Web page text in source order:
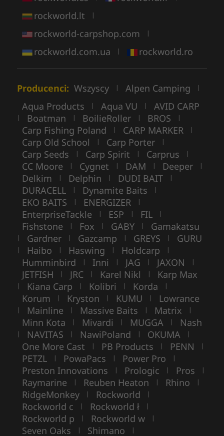
rockworld.lt |
rockworld-carpshop.com |
rockworld.com.ua | rockworld.ro
Producenci: Wszyscy | Alpen Camping |
Aqua Products | Aqua VU | AVID CARP
| Boatman | BoilieRoller | BROS |
Carp Fishing Poland | CARP MARKER |
Carp Old School | Carp Porter |
Carp Seeds | Carp Spirit | Carprus |
CC Moore | Cygnet | DAM | Deeper |
Delkim | Delphin | DUDI BAIT |
DURACELL | Dynamite Baits |
EKO BAITS | ENERGIZER |
EnterpriseTackle | ESP | FIL |
Fishstone | Fox | GABY | Gamakatsu
| Gardner | Gazcamp | GREYS | GURU
| Haibo | Haswing | Holdcarp |
Humminbird | Inni | JAG | JAXON |
JETFISH | JRC | Karel Nikl | Karp Max
| Kiana Carp | Kolibri | Korda |
Korum | Kryston | KUMU | Lowrance
| Mainline | Massive Baits | Matrix |
Minn Kota | Mivardi | MUGGA | Nash
| NAVITAS | NawiPoland | OKUMA |
One More Cast | PB Products | PENN |
PETZL | PowaPacs | Power Pro |
Preston Innovations | Prologic | Pros |
Raymarine | Reuben Heaton | Rhino |
RidgeMonkey | Rockworld |
Rockworld c | Rockworld ł |
Rockworld p | Rockworld w |
Seven Oaks | Shimano |